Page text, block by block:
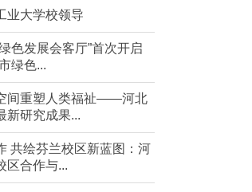
业大学校领导
色发展会客厅”首次开启
绿色...
间重塑人类福祉——河北
新研究成果...
共绘芬兰校区新蓝图：河
区合作与...